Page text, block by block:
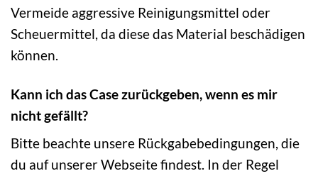
Vermeide aggressive Reinigungsmittel oder
Scheuermittel, da diese das Material beschädigen
können.
Kann ich das Case zurückgeben, wenn es mir
nicht gefällt?
Bitte beachte unsere Rückgabebedingungen, die
du auf unserer Webseite findest. In der Regel